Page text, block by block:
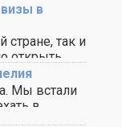
в
стране, так и
..
Мы встали
в